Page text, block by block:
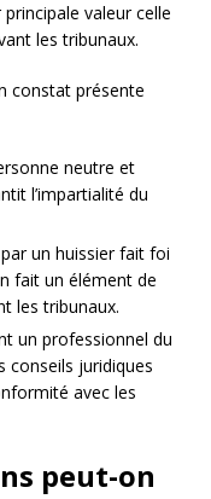
valeur celle
les tribunaux.
constat présente
neutre et
l’impartialité du
un huissier fait foi
fait un élément de
les tribunaux.
un professionnel du
conseils juridiques
avec les
peut-on